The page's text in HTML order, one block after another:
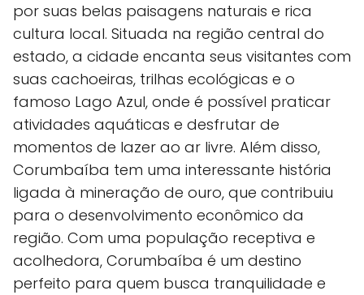
por suas belas paisagens naturais e rica
cultura local. Situada na região central do
estado, a cidade encanta seus visitantes com
suas cachoeiras, trilhas ecológicas e o
famoso Lago Azul, onde é possível praticar
atividades aquáticas e desfrutar de
momentos de lazer ao ar livre. Além disso,
Corumbaíba tem uma interessante história
ligada à mineração de ouro, que contribuiu
para o desenvolvimento econômico da
região. Com uma população receptiva e
acolhedora, Corumbaíba é um destino
perfeito para quem busca tranquilidade e